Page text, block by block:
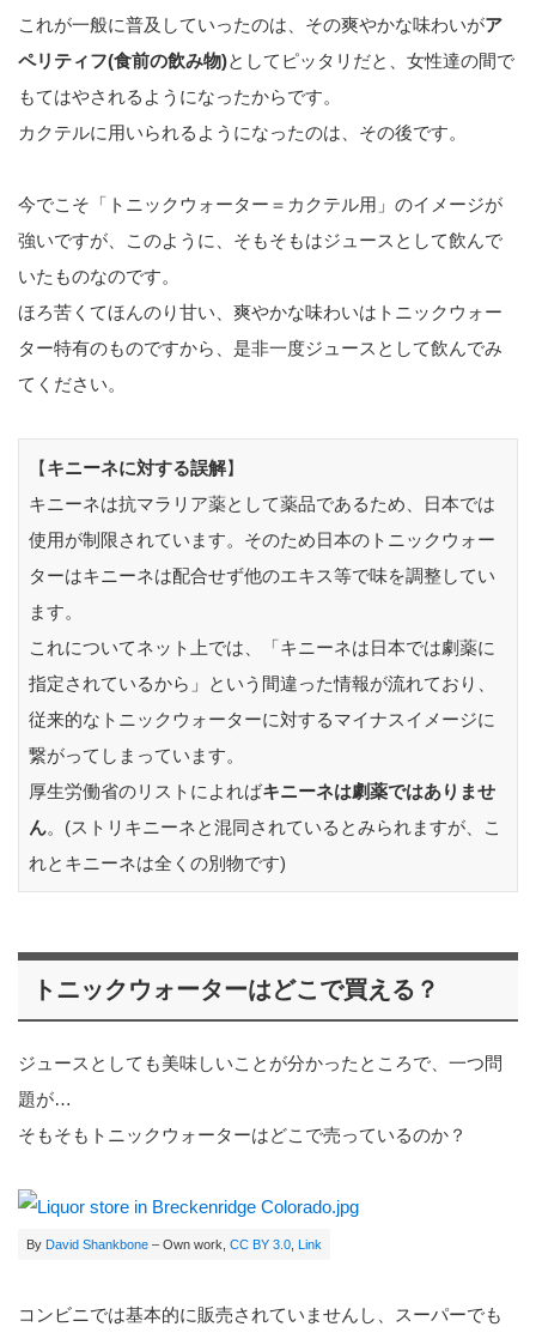
これが一般に普及していったのは、その爽やかな味わいがア
ペリティフ(食前の飲み物)としてピッタリだと、女性達の間で
もてはやされるようになったからです。
カクテルに用いられるようになったのは、その後です。
今でこそ「トニックウォーター＝カクテル用」のイメージが
強いですが、このように、そもそもはジュースとして飲んで
いたものなのです。
ほろ苦くてほんのり甘い、爽やかな味わいはトニックウォー
ター特有のものですから、是非一度ジュースとして飲んでみ
てください。
【キニーネに対する誤解】
キニーネは抗マラリア薬として薬品であるため、日本では
使用が制限されています。そのため日本のトニックウォー
ターはキニーネは配合せず他のエキス等で味を調整してい
ます。
これについてネット上では、「キニーネは日本では劇薬に
指定されているから」という間違った情報が流れており、
従来的なトニックウォーターに対するマイナスイメージに
繋がってしまっています。
厚生労働省のリストによればキニーネは劇薬ではありませ
ん。(ストリキニーネと混同されているとみられますが、こ
れとキニーネは全くの別物です)
トニックウォーターはどこで買える？
ジュースとしても美味しいことが分かったところで、一つ問
題が…
そもそもトニックウォーターはどこで売っているのか？
By David Shankbone – Own work CC BY 3.0 Link
コンビニでは基本的に販売されていませんし、スーパーでも